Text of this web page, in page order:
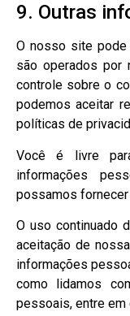
9. Outras
O nosso site
são operados por
controle sobre o
podemos aceitar
políticas de
Você é livre
informações
possamos
O uso continuado
aceitação de
informações
como lidamos
pessoais, entre em